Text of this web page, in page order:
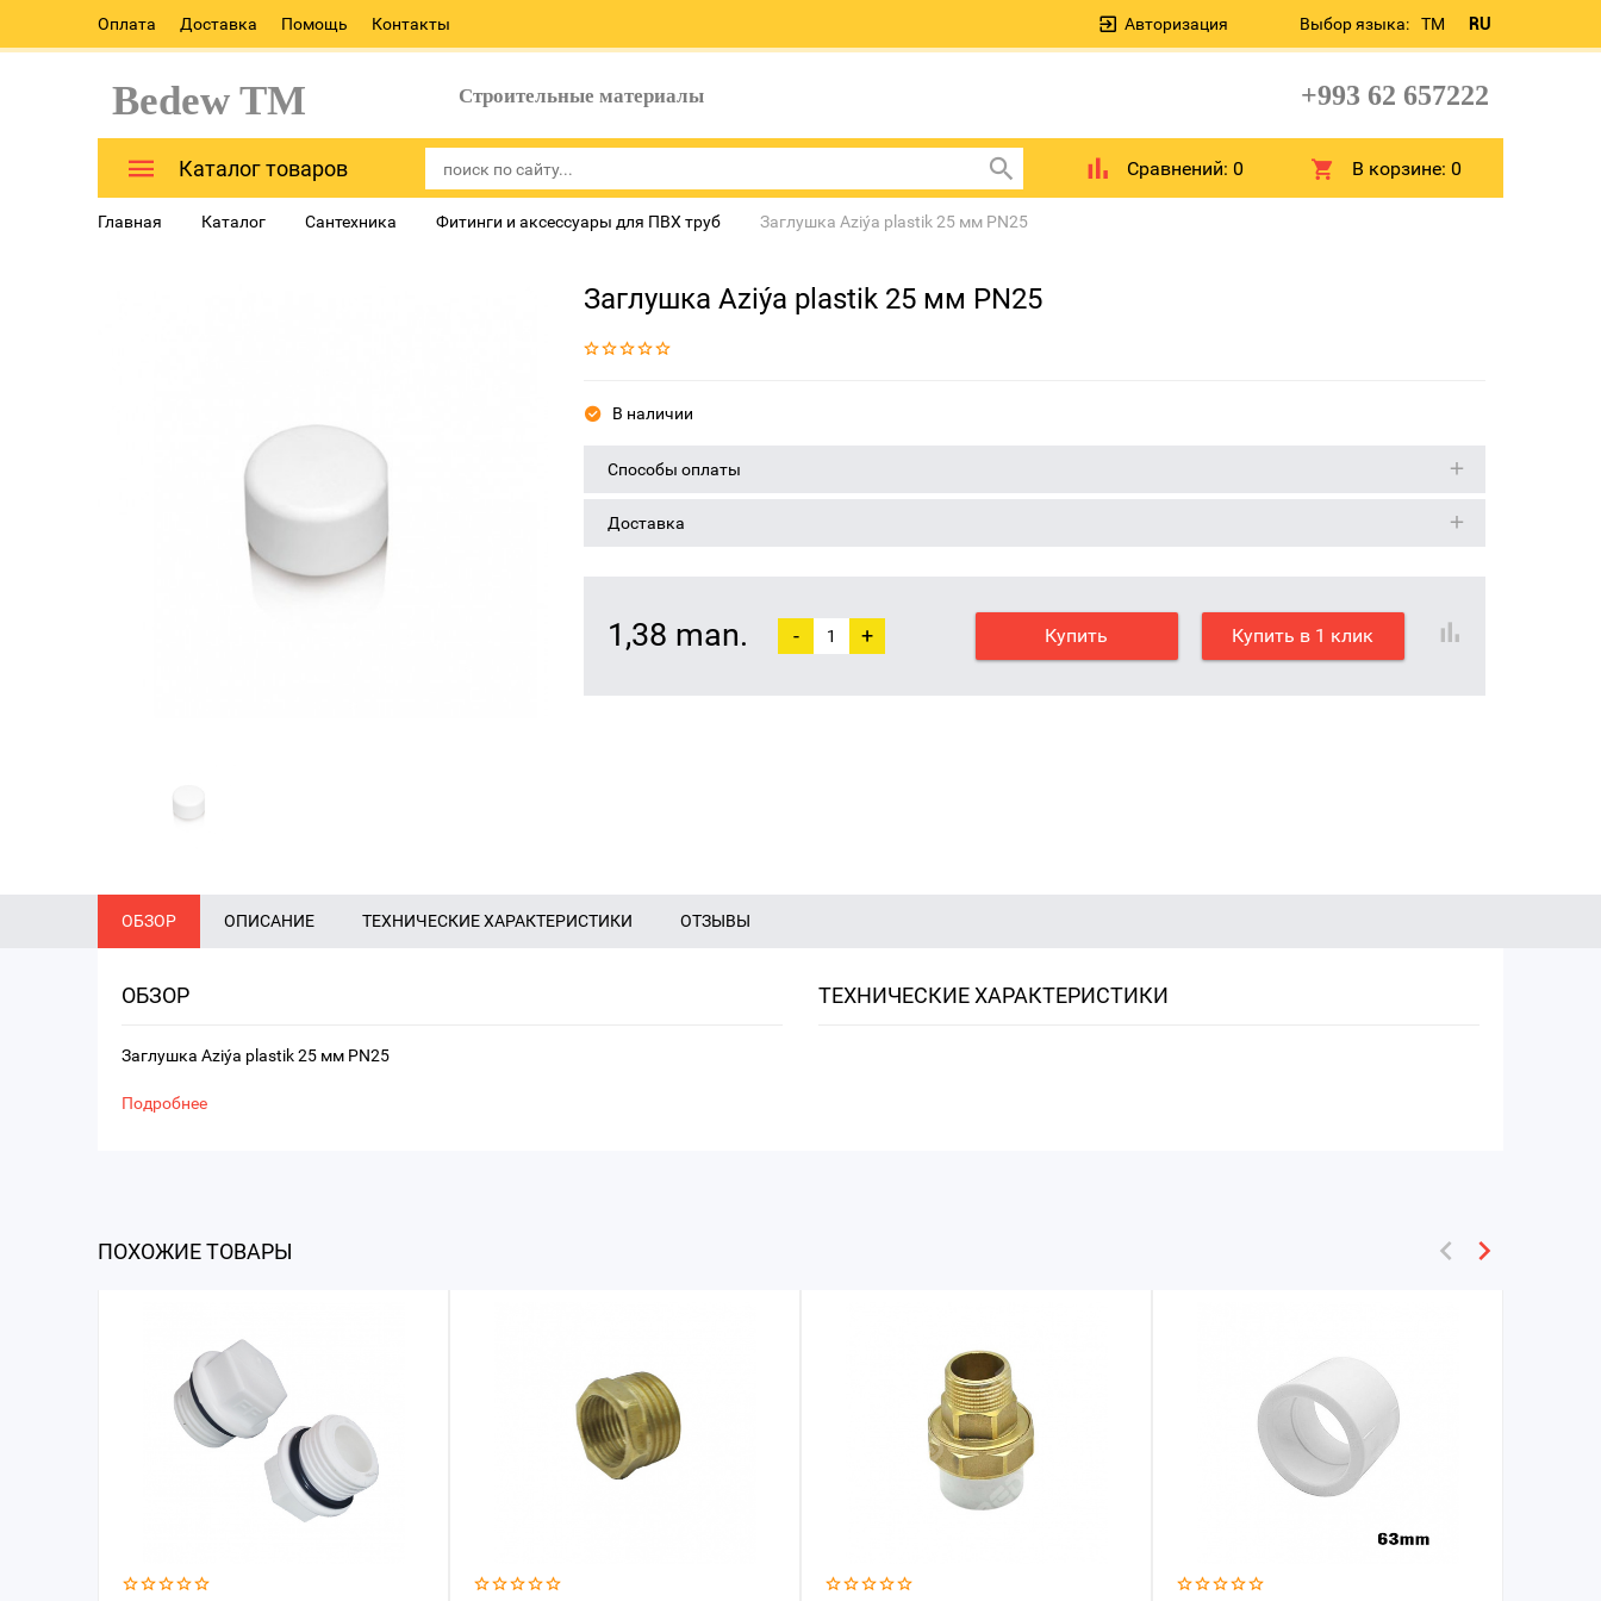
Оплата Доставка Помощь Контакты Выбор языка: TM RU
Авторизация
Bedew TM Строительные материалы +993 62 657222
Каталог товаров Сравнений: 0 В корзине:0
Главная Каталог Сантехника Фитинги и аксессуары для ПВХ труб Заглушка Aziýa plastik 25 мм PN25
Заглушка Aziýa plastik 25 мм PN25
В наличии
Способы оплаты
Доставка
1,38 man. - + Купить Купить в 1 клик
ОБЗОР ОПИСАНИЕ ТЕХНИЧЕСКИЕ ХАРАКТЕРИСТИКИ ОТЗЫВЫ
ОБЗОР
Заглушка Aziýa plastik 25 мм PN25
Подробнее
ТЕХНИЧЕСКИЕ ХАРАКТЕРИСТИКИ
ПОХОЖИЕ ТОВАРЫ